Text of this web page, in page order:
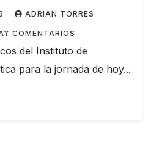
ADRIAN TORRES
COMENTARIOS
del Instituto de
para la jornada de hoy...